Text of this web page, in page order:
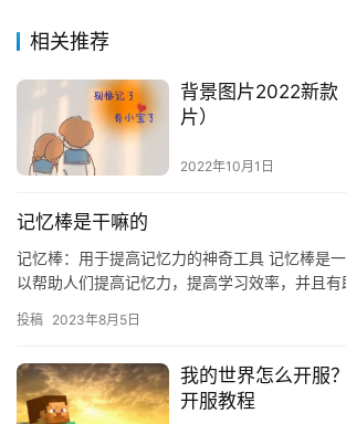
相关推荐
背景图片2022新款
片）
2022年10月1日
记忆棒是干嘛的
记忆棒：用于提高记忆力的神奇工具 记忆棒是
以帮助人们提高记忆力，提高学习效率，并且
人们…
投稿 2023年8月5日
我的世界怎么开服
开服教程